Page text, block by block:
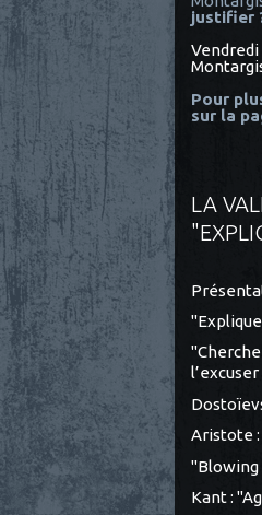
justifier
Pour
sur la
LA
l’excuser
Aristote
"Blowing
Kant :